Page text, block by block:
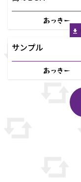
あっきー
サンプル
あっきー